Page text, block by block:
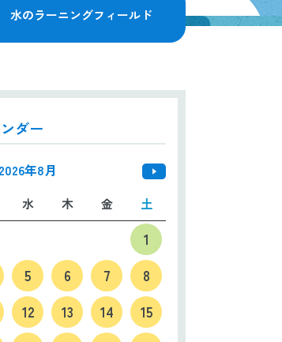
水のラーニングフィールド
日本語
水のラーニングフィールド
ダー
2026年8月
水 木 金 土
1
5 6 7
8
12 13 14
15